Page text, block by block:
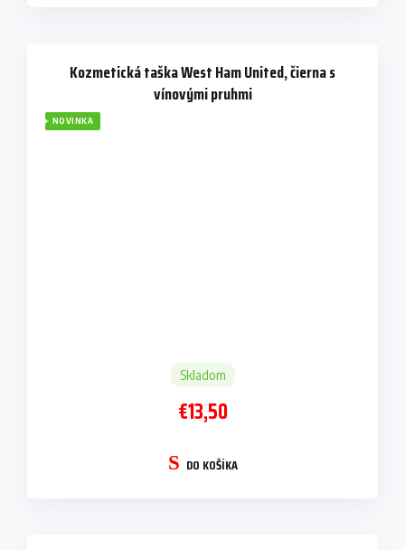
Kozmetická taška West Ham United, čierna s
vínovými pruhmi
NOVINKA
Skladom
€13,50
DO KOŠÍKA